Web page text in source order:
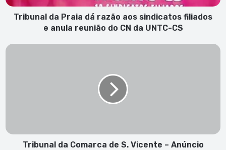
e
anula
CN
Tribunal da Praia dá razão aos sindicatos filiados
e anula reunião do CN da UNTC-CS
Tribunal
Judicial
MarcelaTribunal da Comarca de S. Vicente – Anúncio